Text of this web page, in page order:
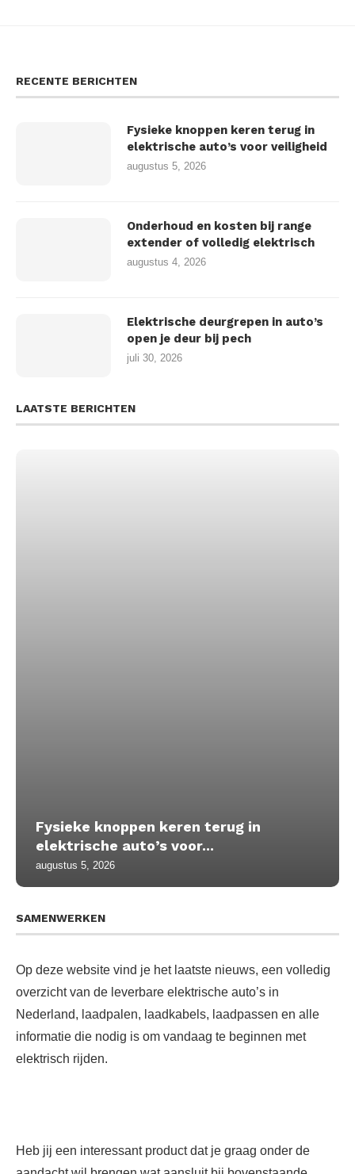
RECENTE BERICHTEN
Fysieke knoppen keren terug in
elektrische auto’s voor veiligheid
augustus 5, 2026
Onderhoud en kosten bij range
extender of volledig elektrisch
augustus 4, 2026
Elektrische deurgrepen in auto’s
open je deur bij pech
juli 30, 2026
LAATSTE BERICHTEN
Fysieke knoppen keren terug in
elektrische auto’s voor...
augustus 5, 2026
SAMENWERKEN
Op deze website vind je het laatste nieuws, een volledig
overzicht van de leverbare elektrische auto’s in
Nederland, laadpalen, laadkabels, laadpassen en alle
informatie die nodig is om vandaag te beginnen met
elektrisch rijden.
Heb jij een interessant product dat je graag onder de